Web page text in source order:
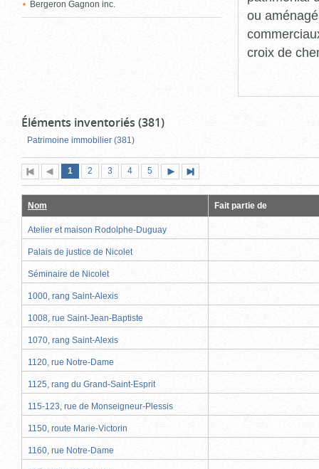
Bergeron Gagnon inc.
ou
croix de
Éléments inventoriés (381)
Patrimoine immobilier (381)
Première
page
Page
précédente
Page
1 (page
actuelle)
Page
2 Page
3 Page
4 Page
5
suivante
page
Nom Fait partie de
Atelier et maison Rodolphe-Duguay
Palais de justice de Nicolet
Séminaire de Nicolet
1000, rang Saint-Alexis
1008, rue Saint-Jean-Baptiste
1070, rang Saint-Alexis
1120, rue Notre-Dame
1125, rang du Grand-Saint-Esprit
115-123, rue de Monseigneur-Plessis
1150, route Marie-Victorin
1160, rue Notre-Dame